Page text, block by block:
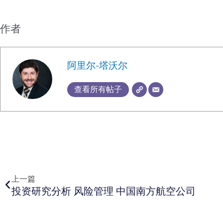
作者
阿里尔-塔沃尔
查看所有帖子
上一篇
投资研究分析 风险管理 中国南方航空公司